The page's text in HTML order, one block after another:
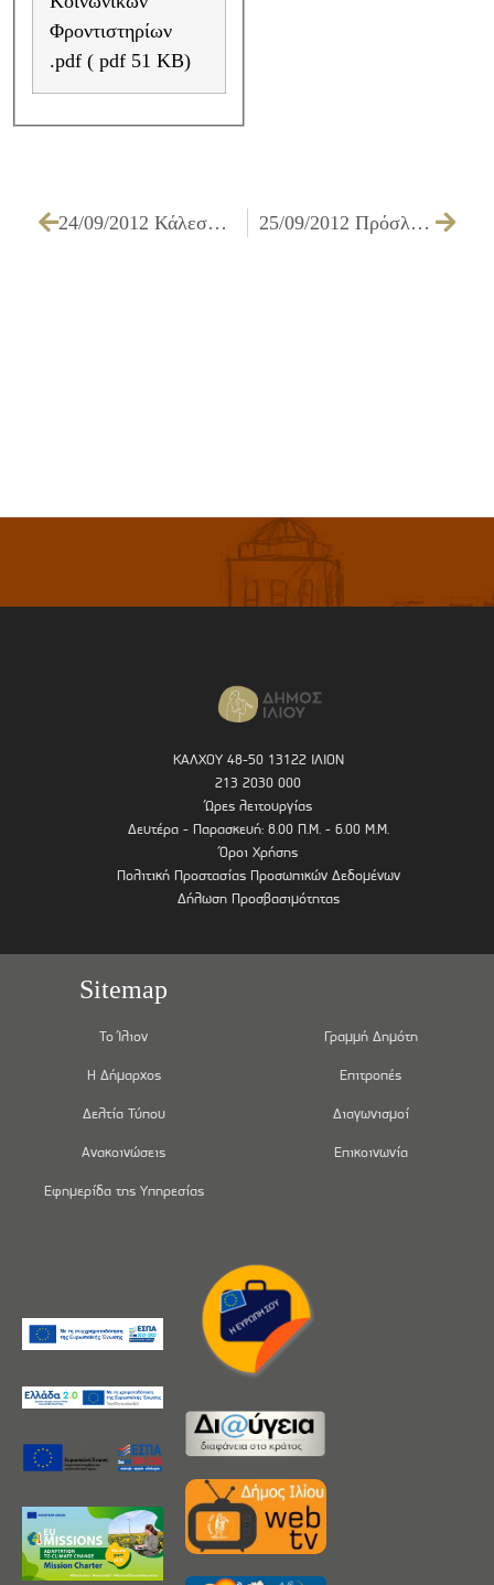
Φροντιστηρίων
.pdf ( pdf 51 KB)
24/09/2012 Κάλεσμα για στελέχωση των Κοινωνικών Φροντιστηρίων 25/09/2012 Πρόσληψη Προσωπικού με συμβάσεις μίσθωσης έργου στην υπηρεσία του ΔΗΚΕΠΑ του Δήμου Ιλίου
ΚΑΛΧΟΥ 48-50 13122 ΙΛΙΟΝ
213 2030 000
Ώρες λειτουργίας
Δευτέρα - Παρασκευή: 8.00 Π.Μ. - 6.00 Μ.Μ.
Όροι Χρήσης
Πολιτική Προστασίας Προσωπικών Δεδομένων
Δήλωση Προσβασιμότητας
Sitemap
Το Ίλιον
Η Δήμαρχος
Δελτία Τύπου
Ανακοινώσεις
Εφημερίδα της Υπηρεσίας
Γραμμή Δημότη
Επιτροπές
Διαγωνισμοί
Επικοινωνία